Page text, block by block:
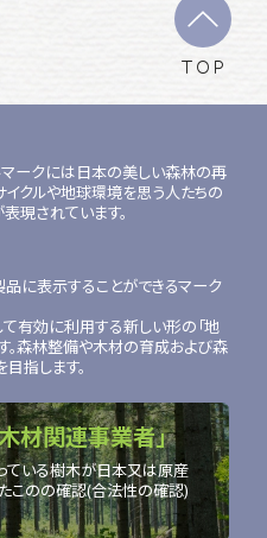
TOP
ークには日本の美しい森林の再
クルや地球環境を思う人たちの
現されています。
に表示することができるマーク
有効に利用する新しい形の「地
。森林整備や木材の育成および森
指します。
材関連事業者」
ている樹木が日本又は原産
このの確認(合法性の確認)